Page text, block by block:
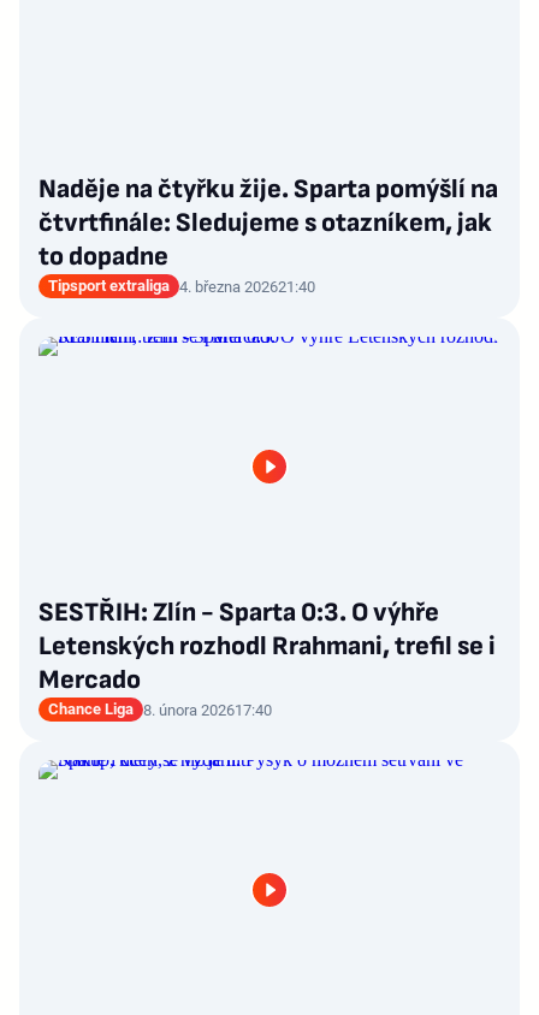
Naděje na čtyřku žije. Sparta pomýšlí na
čtvrtfinále: Sledujeme s otazníkem, jak
to dopadne
Tipsport extraliga 4. března 202621:40
SESTŘIH: Zlín - Sparta 0:3. O výhře
Letenských rozhodl Rrahmani, trefil se i
Mercado
Chance Liga 8. února 202617:40